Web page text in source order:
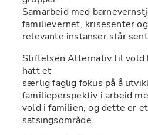
Samarbeid med
familievernet, krisesenter
relevante instanser står
Stiftelsen Alternativ til vold
hatt et
særlig faglig fokus på å
familieperspektiv i arbeid
vold i familien, og dette er
satsingsområde.